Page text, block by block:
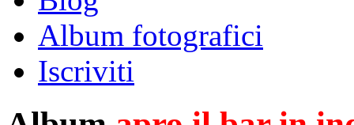
Album fotografici
Iscriviti